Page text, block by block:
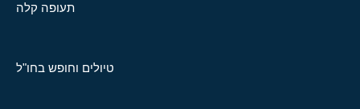
תעופה קלה
טיולים וחופש בחו"ל